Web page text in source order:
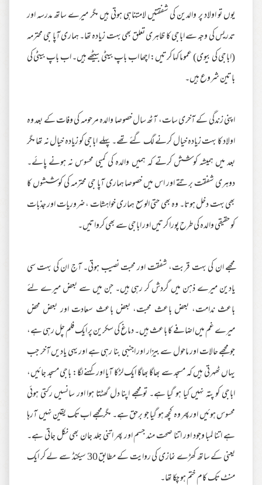
یوں تو اولاد پر والدین کی شفقتیں لامتناہی ہوتی ہیں مگر میرے ساتھ مدرسہ اور
تدریس کی وجہ سے اباجی کا ظاہری تعلق بھی بہت زیادہ تھا۔ ہماری آپا جی محترمہ
(اباجی کی بیوی) عموما کہا کرتیں: اچھا اب باپ بیٹی بیٹھے ہیں۔ اب باپ بیٹی کی
باتین شروع ہیں۔
اپنی زندگی کے آخری سات، آٹھ سال خصوصا والدہ مرحومہ کی وفات کے بعد وہ
اولاد کا بہت زیادہ خیال کرنے لگ گئے تھے۔ پہلے اباجی کو زیادہ خیال نہ تھا مگر
بعد میں ہمیشہ کوشش کرتے کہ ہمیں والدہ کی کمیی محسوس نہ ہونے پائے۔
دوہری شفقت برتتے اور اس میں خصوصا ہماری آپا جی محترمہ کی کوششوں کا
بھی بہت دخل ہوتا۔ وہ بھی حتی الوسع ہماری خواہشات ، ضروریات اور جذبات
کو حقیقی والدہ کی طرح پورا کرتیں اور اباجی سے بھی کرواتیں۔
مجھے ان کی بہت قربت، شفقت اور محبت نصیب ہوتی۔ آج ان کی بہت سی
یادین میرے ذہن میں گردش کر رہی ہیں۔ جن میں سے بعض میرے لئے
باعث ندامت، بعض باعث محبت، بعض باعث سعادت اور بعض محض
میرے غم میں اضافے کا باعث ہیں۔ دماغ کی سکرین پر ایک فلم چل رہی ہے،
جو مجھے حالات اور ماحول سے بیزار اور اجنبی بنا رہی ہے اور یہی یادیں آخر جب
یہاں ٹھہرتی ہیں کہ مسجد سے بھاگا بھاگا ایک لڑکا آیا اور کہنے لگا: باجی مسجد جائیں،
اباجی کو پتہ نہیں کیا ہو گیا ہے۔ تو مجھے اپنا دل گھٹتا ہوا اور سانسیں رکتی ہوئی
محسوس ہوئیں اورپھر وہ کچھ ہو گیا جو برحق ہے۔ مگر مجھے اب تک یقین نہیں آرہا
ہے اتنا لمبا وجود اور اتنا صحت مند جسم اور پھر اتنی جلد جان بھی نکل جاتی ہے۔
یعنی کے ساتھ کھڑے نمازی کی روایت کے مطابق 30 سیکنڈ سے لے کر ایک
منٹ تک کام ختم ہو چکا تھا۔